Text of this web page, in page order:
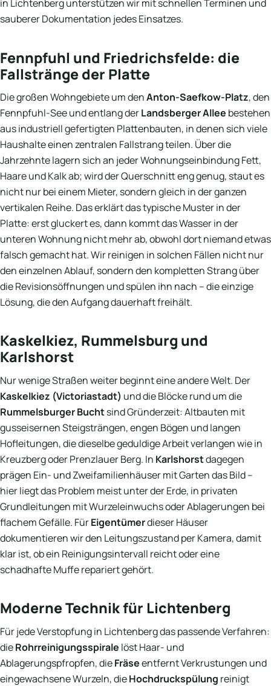
in Lichtenberg unterstützen wir mit schnellen Terminen und
sauberer Dokumentation jedes Einsatzes.
Fennpfuhl und Friedrichsfelde: die
Fallstränge der Platte
Die großen Wohngebiete um denAnton-Saefkow-Platz, den
Fennpfuhl-See und entlang derLandsberger Allee bestehen
aus industriell gefertigten Plattenbauten, in denen sich viele
Haushalte einen zentralen Fallstrang teilen. Über die
Jahrzehnte lagern sich an jeder Wohnungseinbindung Fett,
Haare und Kalk ab; wird der Querschnitt eng genug, staut es
nicht nur bei einem Mieter, sondern gleich in der ganzen
vertikalen Reihe. Das erklärt das typische Muster in der
Platte: erst gluckert es, dann kommt das Wasser in der
unteren Wohnung nicht mehr ab, obwohl dort niemand etwas
falsch gemacht hat. Wir reinigen in solchen Fällen nicht nur
den einzelnen Ablauf, sondern den kompletten Strang über
die Revisionsöffnungen und spülen ihn nach – die einzige
Lösung, die den Aufgang dauerhaft freihält.
Kaskelkiez, Rummelsburg und
Karlshorst
Nur wenige Straßen weiter beginnt eine andere Welt. Der
Kaskelkiez (Victoriastadt) und die Blöcke rund um die
Rummelsburger Buchtsind Gründerzeit: Altbauten mit
gusseisernen Steigsträngen, engen Bögen und langen
Hofleitungen, die dieselbe geduldige Arbeit verlangen wie in
Kreuzberg oder Prenzlauer Berg. In Karlshorstdagegen
prägen Ein- und Zweifamilienhäuser mit Garten das Bild –
hier liegt das Problem meist unter der Erde, in privaten
Grundleitungen mit Wurzeleinwuchs oder Ablagerungen bei
flachem Gefälle. FürEigentümerdieser Häuser
dokumentieren wir den Leitungszustand per Kamera, damit
klar ist, ob ein Reinigungsintervall reicht oder eine
schadhafte Muffe repariert gehört.
Moderne Technik für Lichtenberg
Für jede Verstopfung in Lichtenberg das passende Verfahren:
dieRohrreinigungsspirale löst Haar- und
Ablagerungspfropfen, dieFräseentfernt Verkrustungen und
eingewachsene Wurzeln, dieHochdruckspülung reinigt